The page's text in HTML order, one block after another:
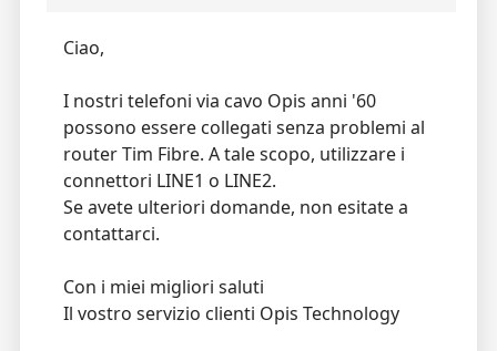
Ciao,
I nostri telefoni via cavo Opis anni '60
possono essere collegati senza problemi al
router Tim Fibre. A tale scopo, utilizzare i
connettori LINE1 o LINE2.
Se avete ulteriori domande, non esitate a
contattarci.
Con i miei migliori saluti
Il vostro servizio clienti Opis Technology